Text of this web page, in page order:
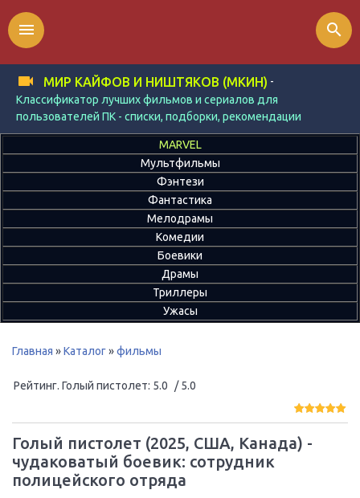
МИР КАЙФОВ И НИШТЯКОВ (МКИН) -
Классификатор лучших фильмов и сериалов для
пользователей ПК - списки, подборки, рекомендации
menu search
MARVEL
Мультфильмы
Фэнтези
Фантастика
Мелодрамы
Комедии
Боевики
Драмы
Триллеры
Ужасы
Главная »Каталог»фильмы
Рейтинг. Голый пистолет: 5.0 / 5.0
Голый пистолет (2025, США, Канада) -
чудаковатый боевик: сотрудник
полицейского отряда